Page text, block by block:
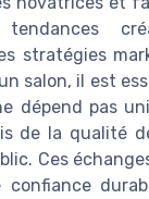
stratégies
salon, il est
dépend pas
de la qualité
Ces